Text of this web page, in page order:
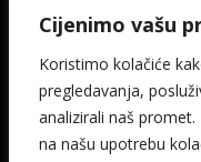
Cijenimo vašu
Koristimo kolačiće
pregledavanja,
analizirali naš
na našu upotrebu
© 2026. Kamin
media-met